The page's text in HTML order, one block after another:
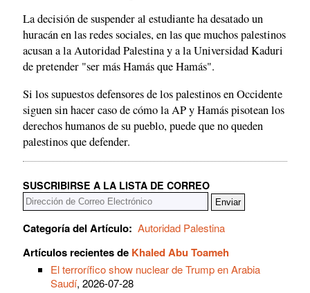
La decisión de suspender al estudiante ha desatado un
huracán en las redes sociales, en las que muchos palestinos
acusan a la Autoridad Palestina y a la Universidad Kaduri
de pretender "ser más Hamás que Hamás".
Si los supuestos defensores de los palestinos en Occidente
siguen sin hacer caso de cómo la AP y Hamás pisotean los
derechos humanos de su pueblo, puede que no queden
palestinos que defender.
SUSCRIBIRSE A LA LISTA DE CORREO
Categoría del Artículo: Autoridad Palestina
Artículos recientes de Khaled Abu Toameh
El terrorífico show nuclear de Trump en Arabia
Saudí, 2026-07-28